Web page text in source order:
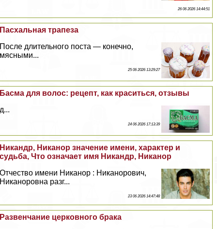
26 06 2026 14:44:51
Пасхальная трапеза
После длительного поста — конечно,
мясными...
25 06 2026 13:29:27
Басма для волос: рецепт, как краситься, отзывы
д...
24 06 2026 17:13:39
Никандр, Никанор значение имени, хаpaктер и
судьба, Что означает имя Никандр, Никанор
Отчество имени Никанор : Никанорович,
Никаноровна разг...
23 06 2026 14:47:48
Развенчание церковного бpaка